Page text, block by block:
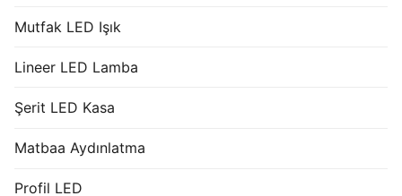
Mutfak LED Işık
Lineer LED Lamba
Şerit LED Kasa
Matbaa Aydınlatma
Profil LED